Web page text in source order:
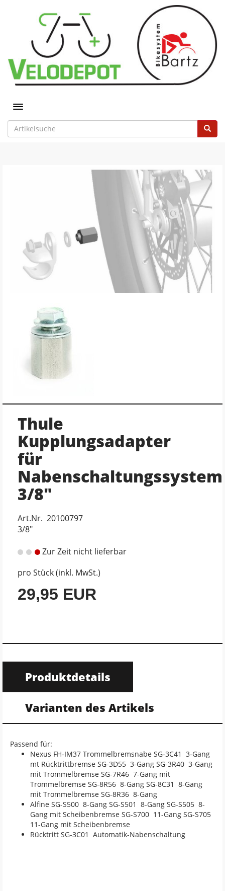
Toggle navigation
Thule
Kupplungsadapter
für
3/8"
Art.Nr. 20100797
3/8"
Zur Zeit nicht lieferbar
pro Stück (inkl. MwSt.)
29,95 EUR
Produktdetails
Varianten des Artikels
Passend für:
Nexus FH-IM37 Trommelbremsnabe SG-3C41 3-Gang
mt Rücktrittbremse SG-3D55 3-Gang SG-3R40 3-Gang
mit Trommelbremse SG-7R46 7-Gang mit
Trommelbremse SG-8R56 8-Gang SG-8C31 8-Gang
mit Trommelbremse SG-8R36 8-Gang
Alfine SG-S500 8-Gang SG-S501 8-Gang SG-S505 8-
Gang mit Scheibenbremse SG-S700 11-Gang SG-S705
11-Gang mit Scheibenbremse
Rücktritt SG-3C01 Automatik-Nabenschaltung